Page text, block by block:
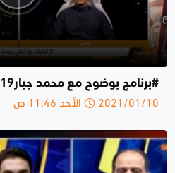
#برنامج بوضوح مع محمد جبار19-2-2019
2021/01/10 الأحد 11:46 ص